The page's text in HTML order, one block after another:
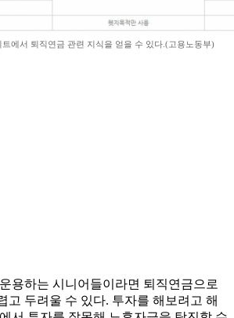
에서 퇴직연금 관련 지식을 얻을 수 있다.(고용노동부)
용하는 시니어들이라면 퇴직연금으로
고 두려울 수 있다. 투자를 해보려고 해